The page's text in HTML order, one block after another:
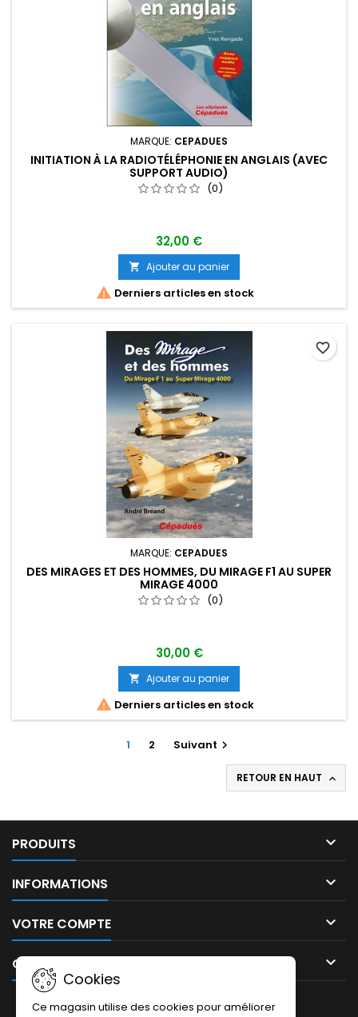
MARQUE: CEPADUES
INITIATION À LA RADIOTÉLÉPHONIE EN ANGLAIS (AVEC
SUPPORT AUDIO)
(0)
32,00 €
 Ajouter au panier
 Derniers articles en stock
MARQUE: CEPADUES
DES MIRAGES ET DES HOMMES, DU MIRAGE F1 AU SUPER
MIRAGE 4000
(0)
30,00 €
 Ajouter au panier
 Derniers articles en stock
favorite_border
1 2 Suivant 
RETOUR EN HAUT 
PRODUITS 
INFORMATIONS 
VOTRE COMPTE 
CONTACT 
Cookies
Ce magasin utilise des cookies pour améliorer
LETTRE D'INFORMATIONS